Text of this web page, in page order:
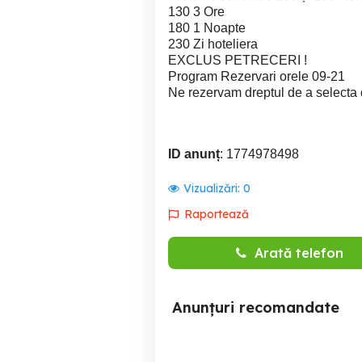
130 3 Ore
180 1 Noapte
230 Zi hoteliera
EXCLUS PETRECERI !
Program Rezervari orele 09-21
Ne rezervam dreptul de a selecta
ID anunț: 1774978498
Vizualizări: 0
Raportează
Arată telefon
Anunțuri recomandate